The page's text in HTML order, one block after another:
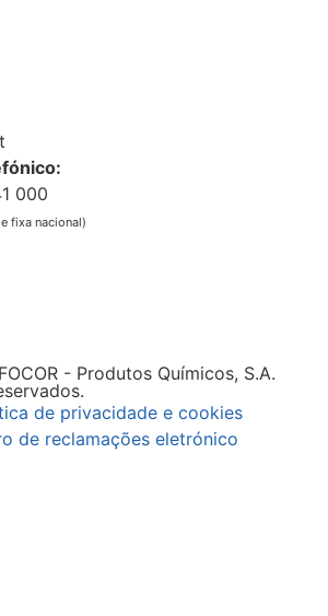
000
fixa nacional)
- Produtos Químicos, S.A.
de privacidade e cookies
de reclamações eletrónico